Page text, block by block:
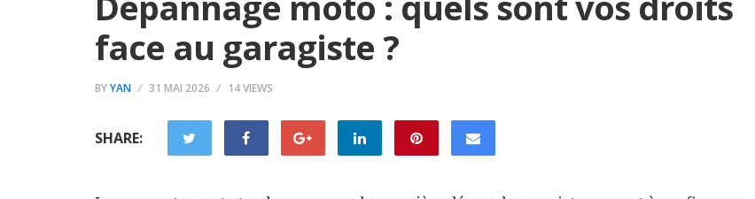
face au garagiste ?
BYYAN 31 MAI 2026 14 VIEWS
SHARE: